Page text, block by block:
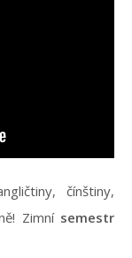
čínštiny,
Zimní semestr